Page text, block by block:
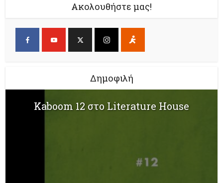
Ακολουθήστε μας!
Δημοφιλή
Kaboom 12 στο Literature House